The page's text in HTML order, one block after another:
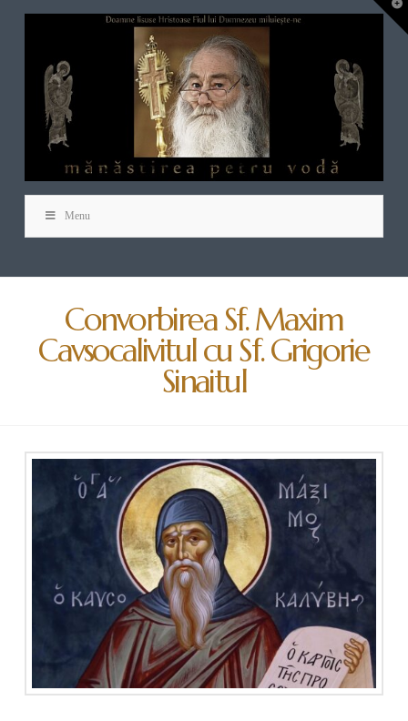
Menu
Convorbirea Sf. Maxim
Cavsocalivitul cu Sf. Grigorie
Sinaitul